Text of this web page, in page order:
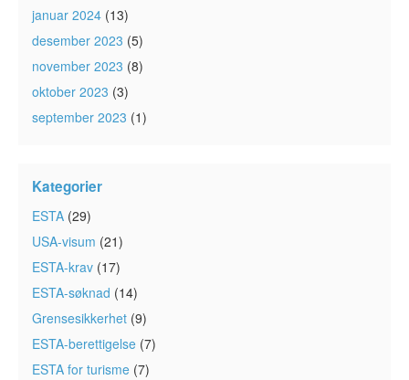
januar 2024 (13)
desember 2023 (5)
november 2023 (8)
oktober 2023 (3)
september 2023 (1)
Kategorier
ESTA (29)
USA-visum (21)
ESTA-krav (17)
ESTA-søknad (14)
Grensesikkerhet (9)
ESTA-berettigelse (7)
ESTA for turisme (7)